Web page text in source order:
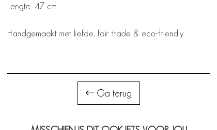
Lengte: 47 cm
Handgemaakt met liefde, fair trade & eco-friendly.
Ga terug